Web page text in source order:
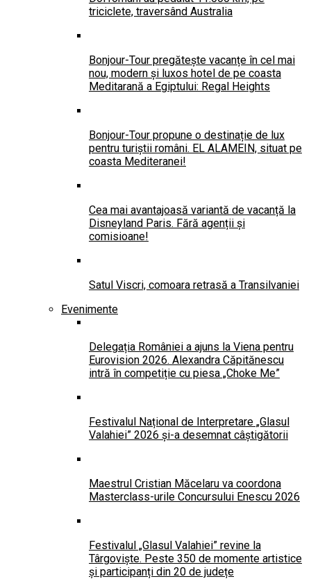
triciclete, traversând Australia
Bonjour-Tour pregătește vacanțe în cel mai
nou, modern și luxos hotel de pe coasta
Meditarană a Egiptului: Regal Heights
Bonjour-Tour propune o destinație de lux
pentru turiștii români. EL ALAMEIN, situat pe
coasta Mediteranei!
Cea mai avantajoasă variantă de vacanță la
Disneyland Paris. Fără agenții și
comisioane!
Satul Viscri, comoara retrasă a Transilvaniei
Evenimente
Delegația României a ajuns la Viena pentru
Eurovision 2026. Alexandra Căpitănescu
intră în competiție cu piesa „Choke Me”
Festivalul Național de Interpretare „Glasul
Valahiei” 2026 și-a desemnat câștigătorii
Maestrul Cristian Măcelaru va coordona
Masterclass-urile Concursului Enescu 2026
Festivalul „Glasul Valahiei” revine la
Târgoviște. Peste 350 de momente artistice
și participanți din 20 de județe